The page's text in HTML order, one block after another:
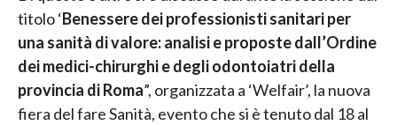
titolo ‘Benessere dei professionisti sanitari per
una sanità di valore: analisi e proposte dall’Ordine
dei medici-chirurghi e degli odontoiatri della
provincia di Roma”, organizzata a ‘Welfair’, la nuova
fiera del fare Sanità, evento che si è tenuto dal 18 al